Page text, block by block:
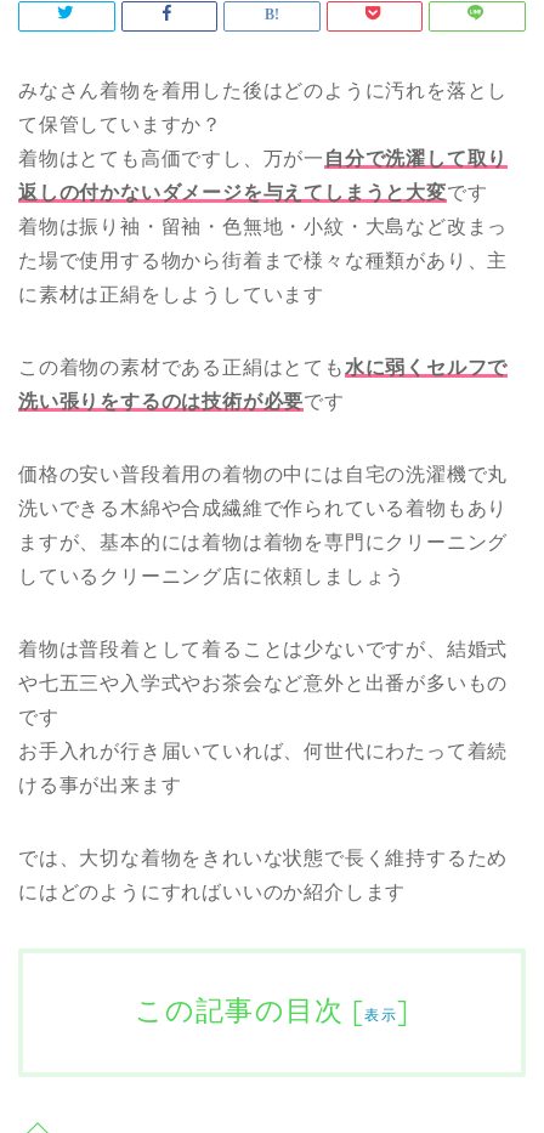
みなさん着物を着用した後はどのように汚れを落とし
て保管していますか？
着物はとても高価ですし、万が一 自分で洗濯して取り
返しの付かないダメージを与えてしまうと大変です
着物は振り袖・留袖・色無地・小紋・大島など改まっ
た場で使用する物から街着まで様々な種類があり、主
に素材は正絹をしようしています
この着物の素材である正絹はとても 水に弱くセルフで
洗い張りをするのは技術が必要です
価格の安い普段着用の着物の中には自宅の洗濯機で丸
洗いできる木綿や合成繊維で作られている着物もあり
ますが、基本的には着物は着物を専門にクリーニング
しているクリーニング店に依頼しましょう
着物は普段着として着ることは少ないですが、結婚式
や七五三や入学式やお茶会など意外と出番が多いもの
です
お手入れが行き届いていれば、何世代にわたって着続
ける事が出来ます
では、大切な着物をきれいな状態で長く維持するため
にはどのようにすればいいのか紹介します
この記事の目次 [表示]